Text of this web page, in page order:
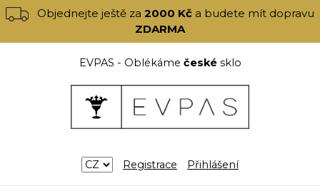
Objednejte ještě za2000 Kč a budete mít dopravu
ZDARMA
EVPAS - Oblékáme českésklo
Registrace Přihlášení